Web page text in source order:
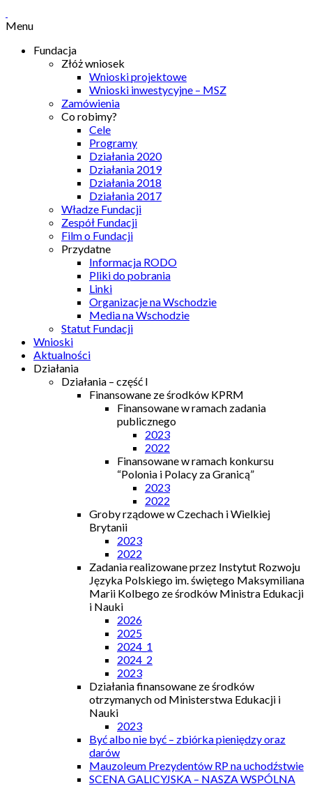
Menu
Fundacja
Złóż wniosek
Wnioski projektowe
Wnioski inwestycyjne – MSZ
Zamówienia
Co robimy?
Cele
Programy
Działania 2020
Działania 2019
Działania 2018
Działania 2017
Władze Fundacji
Zespół Fundacji
Film o Fundacji
Przydatne
Informacja RODO
Pliki do pobrania
Linki
Organizacje na Wschodzie
Media na Wschodzie
Statut Fundacji
Wnioski
Aktualności
Działania
Działania – część I
Finansowane ze środków KPRM
Finansowane w ramach zadania
publicznego
2023
2022
Finansowane w ramach konkursu
“Polonia i Polacy za Granicą”
2023
2022
Groby rządowe w Czechach i Wielkiej
Brytanii
2023
2022
Zadania realizowane przez Instytut Rozwoju
Języka Polskiego im. świętego Maksymiliana
Marii Kolbego ze środków Ministra Edukacji
i Nauki
2026
2025
2024_1
2024_2
2023
Działania finansowane ze środków
otrzymanych od Ministerstwa Edukacji i
Nauki
2023
Być albo nie być – zbiórka pieniędzy oraz
darów
Mauzoleum Prezydentów RP na uchodźstwie
SCENA GALICYJSKA – NASZA WSPÓLNA